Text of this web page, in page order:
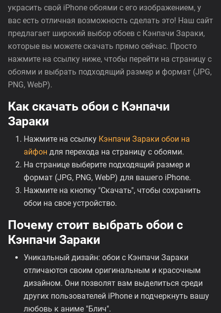
украсить свой iPhone обоями с его изображением, у
вас есть отличная возможность сделать это! Наш сайт
предлагает широкий выбор обоев с Кэнпачи Зараки,
которые вы можете скачать прямо сейчас. Просто
нажмите на ссылку ниже, чтобы перейти на страницу с
обоями и выбрать подходящий размер и формат (JPG,
PNG, WebP).
Как скачать обои с Кэнпачи
Зараки
Нажмите на ссылку Кэнпачи Зараки обои на
айфон для перехода на страницу с обоями.
На странице выберите подходящий размер и
формат (JPG, PNG, WebP) для вашего iPhone.
Нажмите на кнопку "Скачать", чтобы сохранить
обои на свое устройство.
Почему стоит выбрать обои с
Кэнпачи Зараки
Уникальный дизайн: обои с Кэнпачи Зараки
отличаются своим оригинальным и красочным
дизайном. Они позволят вам выделиться среди
других пользователей iPhone и подчеркнуть вашу
любовь к аниме "Блич".